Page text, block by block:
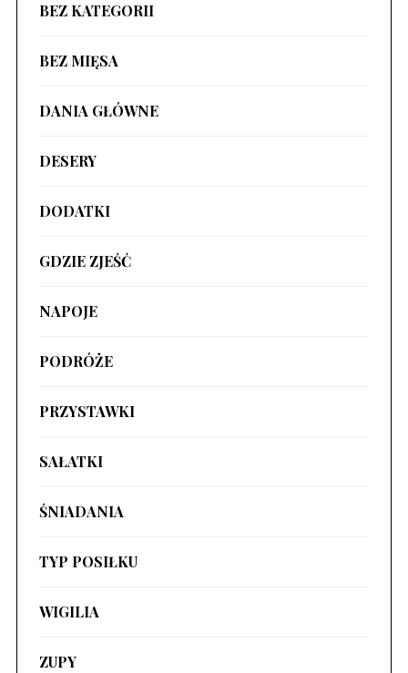
BEZ KATEGORII
BEZ MIĘSA
DANIA GŁÓWNE
DESERY
DODATKI
GDZIE ZJEŚĆ
NAPOJE
PODRÓŻE
PRZYSTAWKI
SAŁATKI
ŚNIADANIA
TYP POSIŁKU
WIGILIA
ZUPY